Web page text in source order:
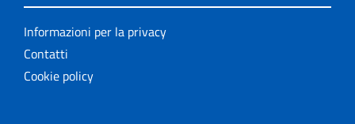
Informazioni per la privacy
Contatti
Cookie policy